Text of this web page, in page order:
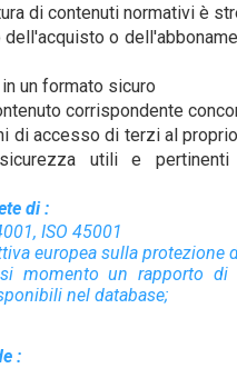
di contenuti normativi è
o
un formato sicuro
corrispondente
di accesso di terzi al
utili e
di :
ISO 45001
europea sulla protezione
momento un rapporto di
nel database;
: